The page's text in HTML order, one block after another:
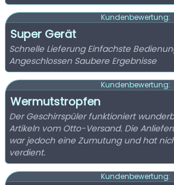
Kundenbewertung:
Super Gerät
Schnelle Lieferung Einfachste
Angeschlossen Saubere Ergebnisse
Kundenbewertung:
Wermutstropfen
Der Geschirrspüler funktioniert
Artikeln vom Otto-Versand. Die
war jedoch eine Zumutung und hat
verdient.
Kundenbewertung: